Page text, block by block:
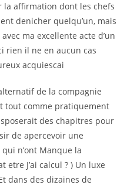
la affirmation dont les chefs
denicher quelqu’un, mais
ma excellente acte d’un
rien il ne en aucun cas
acquiescai
de la compagnie
tout comme pratiquement
des chapitres pour
de apercevoir une
n’ont Manque la
J’ai calcul ? ) Un luxe
dans des dizaines de